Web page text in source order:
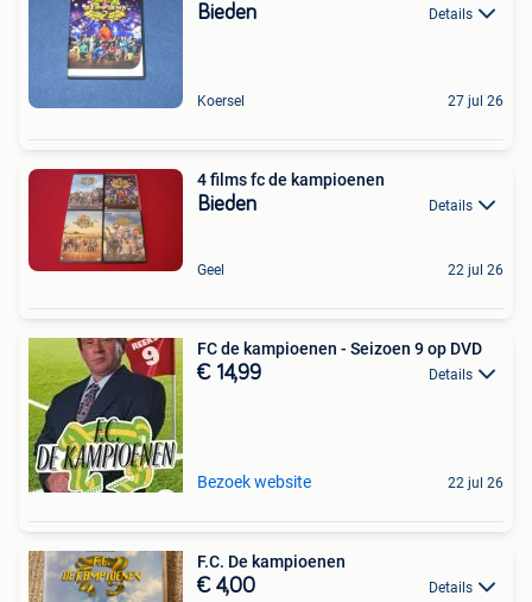
Bieden Details
Koersel 27 jul 26
4 films fc de kampioenen
Bieden Details
Geel 22 jul 26
FC de kampioenen - Seizoen 9 op DVD
€ 14,99 Details
Bezoek website 22 jul 26
F.C. De kampioenen
€ 4,00 Details